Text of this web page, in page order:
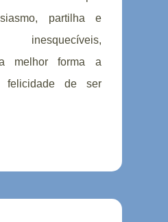
partilha e
inesquecíveis,
melhor forma a
de ser